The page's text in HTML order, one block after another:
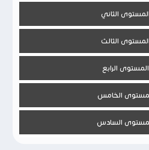
الثاني
الثالث
المستوى الرابع
الخامس
السادس